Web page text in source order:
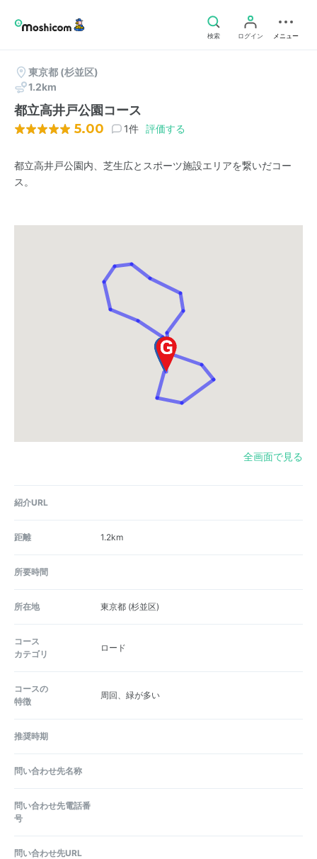
検索 ログイン メニュー
東京都 (杉並区)
1.2km
都立高井戸公園コース
5.00 1件 評価する
都立高井戸公園内、芝生広とスポーツ施設エリアを繋いだコー
ス。
全画面で見る
紹介URL
距離 1.2km
所要時間
所在地 東京都 (杉並区)
コース
カテゴリ
ロード
コースの
特徴
周回、緑が多い
推奨時期
問い合わせ先名称
問い合わせ先電話番
号
問い合わせ先URL